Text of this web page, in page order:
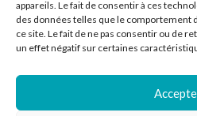
appareils. Le fait de consentir à ces
des données telles que le comportement
ce site. Le fait de ne pas consentir ou de
un effet négatif sur certaines
RECHERCHER DES PRODUITS
NOS SERVICES